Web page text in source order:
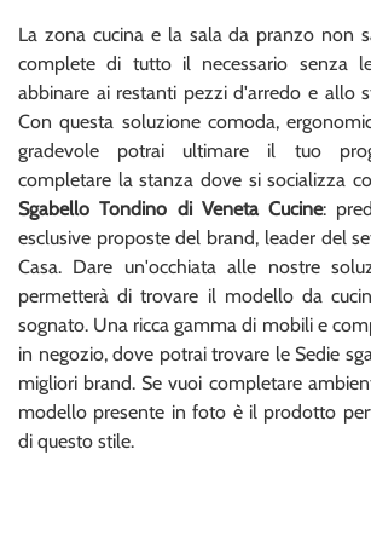
La zona cucina e la sala da pranzo non
complete di tutto il necessario senza
abbinare ai restanti pezzi d'arredo e allo
Con questa soluzione comoda,
gradevole potrai ultimare il tuo
completare la stanza dove si socializza
Sgabello Tondino di Veneta Cucine:
esclusive proposte del brand, leader del
Casa. Dare un'occhiata alle nostre
permetterà di trovare il modello da
sognato. Una ricca gamma di mobili e
in negozio, dove potrai trovare le Sedie
migliori brand. Se vuoi completare
modello presente in foto è il prodotto
di questo stile.